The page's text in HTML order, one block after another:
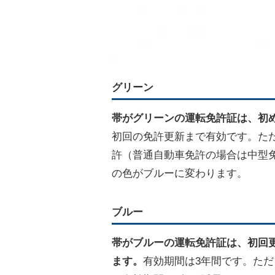
グリーン
帯がグリーンの運転免許証は、初
初回の免許更新まで有効です。た
許（普通自動車免許の場合は中型
の色がブルーに変わります。
ブルー
帯がブルーの運転免許証は、初回
ます。 有効期間は3年間です。た